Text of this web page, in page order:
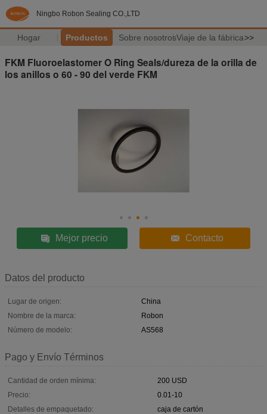
Ningbo Robon Sealing CO.,LTD
Hogar Productos Sobre nosotrosViaje de la fábrica>>
FKM Fluoroelastomer O Ring Seals/dureza de la orilla de
los anillos o 60 - 90 del verde FKM
Mejor precio Contacto
Datos del producto
Lugar de origen:
China
Nombre de la marca:
Robon
Número de modelo:
AS568
Pago y Envío Términos
Cantidad de orden mínima:
200 USD
Precio:
0.01-10
Detalles de empaquetado:
caja de cartón